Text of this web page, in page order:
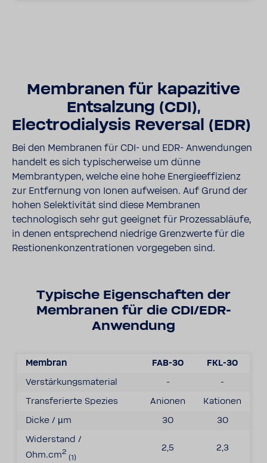
Membranen für kapazitive
Entsalzung (CDI),
Electrodialysis Reversal (EDR)
Bei den Membranen für CDI- und EDR- Anwendungen
handelt es sich typischerweise um dünne
Membrantypen, welche eine hohe Energieeffizienz
zur Entfernung von Ionen aufweisen. Auf Grund der
hohen Selektivität sind diese Membranen
technologisch sehr gut geeignet für Prozessabläufe,
in denen entsprechend niedrige Grenzwerte für die
Restionenkonzentrationen vorgegeben sind.
Typische Eigenschaften der
Membranen für die CDI/EDR-
Anwendung
Membran FAB-30
FKL-30
Verstärkungsmaterial
-
-
Transferierte Spezies
Anionen
Kationen
Dicke / µm
30
30
Widerstand /
Ohm.cm2
(1)
2,5 2,3